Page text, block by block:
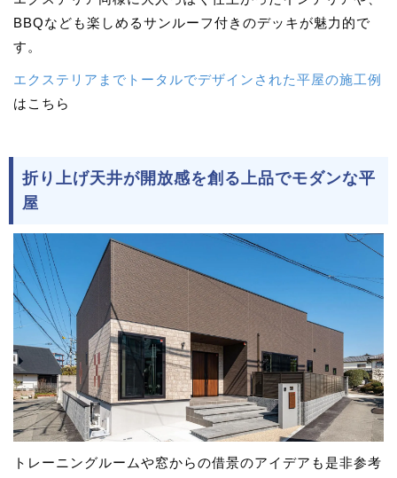
BBQなども楽しめるサンルーフ付きのデッキが魅力的で
す。
エクステリアまでトータルでデザインされた平屋の施工例
はこちら
折り上げ天井が開放感を創る上品でモダンな平
屋
トレーニングルームや窓からの借景のアイデアも是非参考